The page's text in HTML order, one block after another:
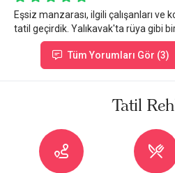
Eşsiz manzarası, ilgili çalışanları ve
tatil geçirdik. Yalıkavak'ta rüya gibi
Tüm Yorumları Gör (3)
Tatil